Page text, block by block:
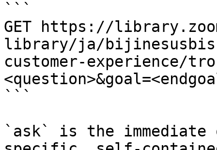
```
GET https://
library/ja/
customer-experience/
```
`ask` is the